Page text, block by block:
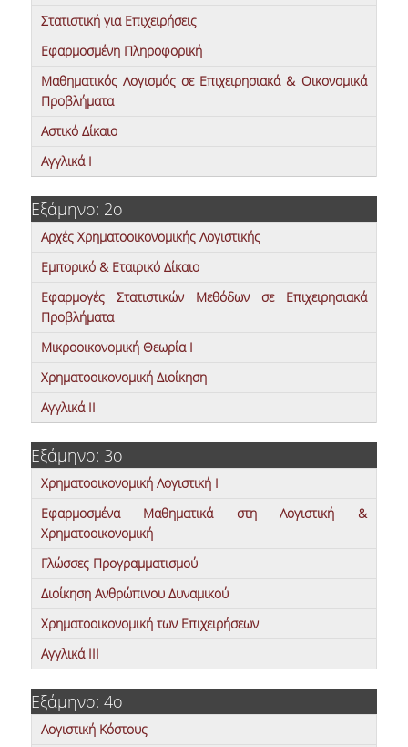
FACULTY
RESIDENT FACULTY MEMBERS
SPECIAL TEACHING STAFF
ADMINISTRATIVE STAFF
CURRICULUM
UNDERGRADUATE
COURSES OF THE UNDERGRADUATE
PROGRAM
SCHOLARSHIPS
INTERNSHIP
ERASMUS+
POSTGRADUATE
DOCTORAL
SERVICES AND INFRASTRUCTURE
RESEARCH LABS
COMPUTER CENTER
Στατιστική για Επιχειρήσεις
Εφαρμοσμένη Πληροφορική
Μαθηματικός Λογισμός σε Επιχειρησιακά & Οικονομικά
Προβλήματα
Αστικό Δίκαιο
Αγγλικά Ι
Εξάμηνο: 2ο
Αρχές Χρηματοοικονομικής Λογιστικής
Εμπορικό & Εταιρικό Δίκαιο
Εφαρμογές Στατιστικών Μεθόδων σε Επιχειρησιακά
Προβλήματα
Μικροοικονομική Θεωρία Ι
Χρηματοοικονομική Διοίκηση
Αγγλικά ΙΙ
Εξάμηνο: 3ο
Χρηματοοικονομική Λογιστική Ι
Εφαρμοσμένα Μαθηματικά στη Λογιστική &
Χρηματοοικονομική
Γλώσσες Προγραμματισμού
Διοίκηση Ανθρώπινου Δυναμικού
Χρηματοοικονομική των Επιχειρήσεων
Αγγλικά IIΙ
Εξάμηνο: 4ο
Λογιστική Κόστους